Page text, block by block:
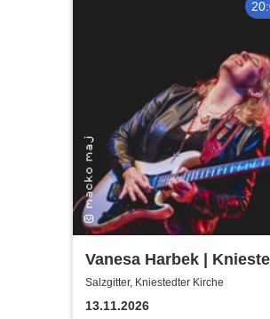
Vanesa Harbek | Kniestedter
Kirche
Salzgitter, Kniestedter Kirche
13.11.2026